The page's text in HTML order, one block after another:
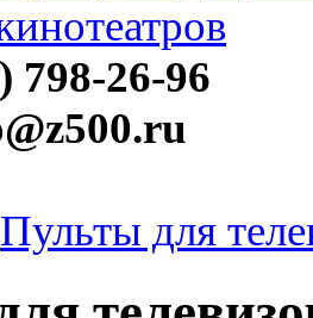
798-26-96
Пульты для